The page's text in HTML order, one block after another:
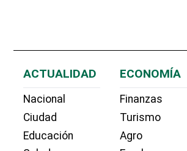
ACTUALIDAD
Nacional
Ciudad
Educación
ECONOMÍA
Finanzas
Turismo
Agro